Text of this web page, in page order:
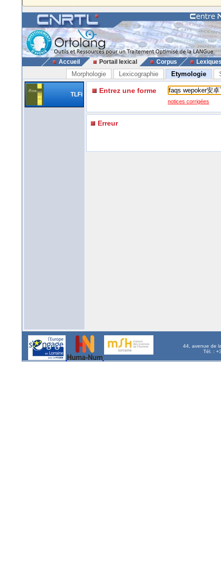
Accueil Portail lexical Corpus
Morphologie Lexicographie Etymologie
TLFi Entrez une forme
notices corrigées
Erreur
44, avenue de
Tél. :